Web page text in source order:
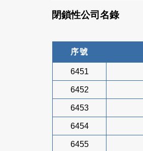
閉鎖性公司名錄
序號
6451
6452
6453
6454
6455